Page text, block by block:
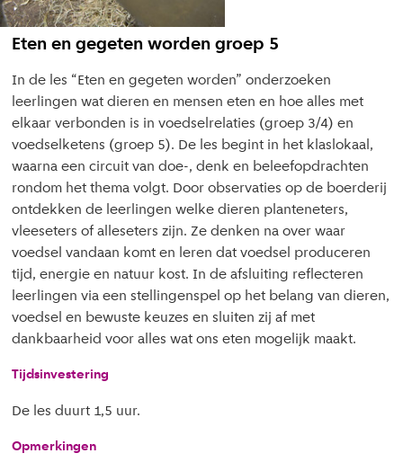
Eten en gegeten worden groep 5
In de les “Eten en gegeten worden” onderzoeken
leerlingen wat dieren en mensen eten en hoe alles met
elkaar verbonden is in voedselrelaties (groep 3/4) en
voedselketens (groep 5). De les begint in het klaslokaal,
waarna een circuit van doe-, denk en beleefopdrachten
rondom het thema volgt. Door observaties op de boerderij
ontdekken de leerlingen welke dieren planteneters,
vleeseters of alleseters zijn. Ze denken na over waar
voedsel vandaan komt en leren dat voedsel produceren
tijd, energie en natuur kost. In de afsluiting reflecteren
leerlingen via een stellingenspel op het belang van dieren,
voedsel en bewuste keuzes en sluiten zij af met
dankbaarheid voor alles wat ons eten mogelijk maakt.
Tijdsinvestering
De les duurt 1,5 uur.
Opmerkingen